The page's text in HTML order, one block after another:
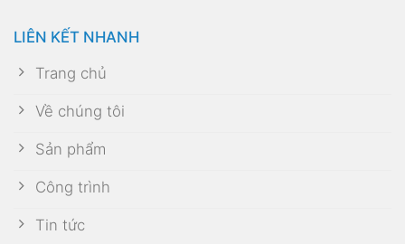
LIÊN KẾT NHANH
Trang chủ
Về chúng tôi
Sản phẩm
Công trình
Tin tức